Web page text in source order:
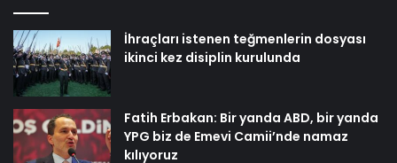
İhraçları istenen teğmenlerin dosyası
ikinci kez disiplin kurulunda
Fatih Erbakan: Bir yanda ABD, bir yanda
YPG biz de Emevi Camii’nde namaz
kılıyoruz